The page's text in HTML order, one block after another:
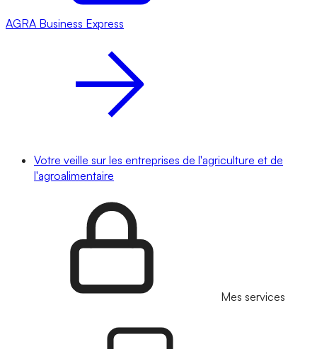
AGRA Business Express
Votre veille sur les entreprises de l'agriculture et de
l'agroalimentaire
Mes services